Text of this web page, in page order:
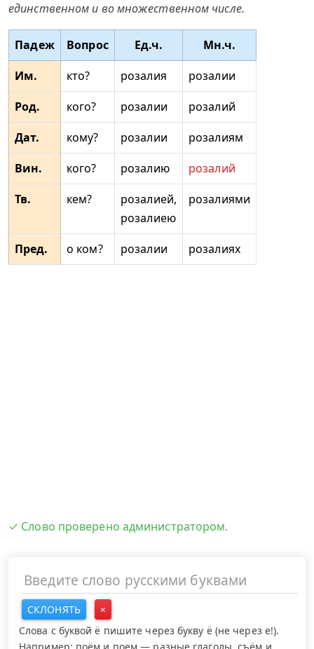
единственном и во множественном числе.
Падеж Вопрос Ед.ч.
Мн.ч.
Им.
кто? розалия
розалии
Род.
кого? розалии
розалий
Дат.
кому? розалии
розалиям
Вин.
кого? розалию
розалий
Тв.
кем?
розалией,
розалиею
розалиями
Пред. о ком? розалии розалиях
✓ Слово проверено администратором.
СКЛОНЯТЬ
×
Слова с буквой ё пишите через букву ё (не через е!).
Например: поём и поем — разные глаголы, съём и